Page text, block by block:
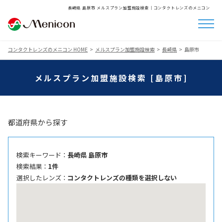
長崎県 島原市 メルスプラン加盟施設検索│コンタクトレンズのメニコン
コンタクトレンズのメニコン HOME メルスプラン加盟施設検索 長崎県 島原市
メルスプラン加盟施設検索 [島原市]
都道府県から探す
検索キーワード ： 長崎県 島原市
検索結果 ： 1件
選択したレンズ ： コンタクトレンズの種類を選択しない